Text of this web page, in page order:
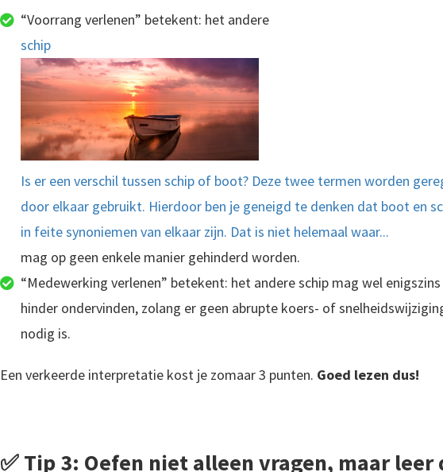
“Voorrang verlenen” betekent: het andere
schip
Is er een verschil tussen schip of boot? Deze twee termen worden
door elkaar gebruikt. Hierdoor ben je geneigd te denken dat boot en
in feite synoniemen van elkaar zijn. Dat is niet helemaal waar...
mag op geen enkele manier gehinderd worden.
“Medewerking verlenen” betekent: het andere schip mag wel enigszins
hinder ondervinden, zolang er geen abrupte koers- of
nodig is.
Een verkeerde interpretatie kost je zomaar 3 punten. Goed lezen dus!
✅ Tip 3: Oefen niet alleen vragen, maar leer